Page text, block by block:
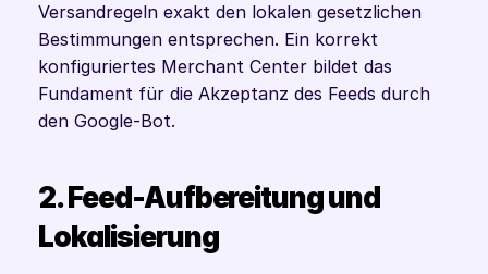
Versandregeln exakt den lokalen gesetzlichen
Bestimmungen entsprechen. Ein korrekt
konfiguriertes Merchant Center bildet das
Fundament für die Akzeptanz des Feeds durch
den Google-Bot.
2. Feed-Aufbereitung und
Lokalisierung